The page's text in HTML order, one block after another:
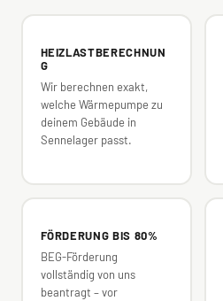
HEIZLASTBERECHNUN
G
Wir berechnen exakt,
welche Wärmepumpe zu
deinem Gebäude in
Sennelager passt.
FÖRDERUNG BIS 80%
BEG-Förderung
vollständig von uns
beantragt – vor